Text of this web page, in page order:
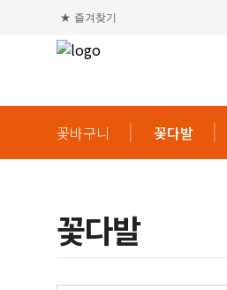
★ 즐겨찾기
꽃바구니 꽃다발
꽃다발